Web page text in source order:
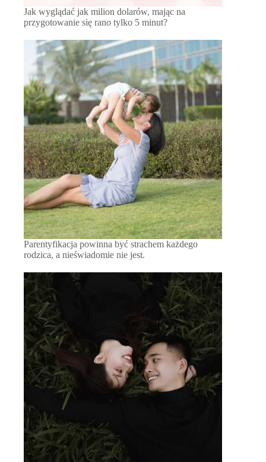
Jak wyglądać jak milion dolarów, mając na
przygotowanie się rano tylko 5 minut?
Parentyfikacja powinna być strachem każdego
rodzica, a nieświadomie nie jest.